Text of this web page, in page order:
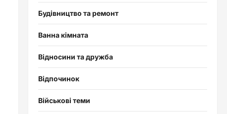
Будівництво та ремонт
Ванна кімната
Відносини та дружба
Відпочинок
Військові теми